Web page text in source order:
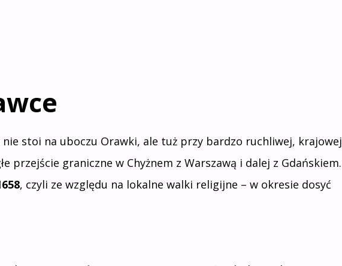
nie stoi na uboczu Orawki, ale tuż przy bardzo ruchliwej, krajowej
przejście graniczne w Chyżnem z Warszawą i dalej z Gdańskiem.
, czyli ze względu na lokalne walki religijne – w okresie dosyć